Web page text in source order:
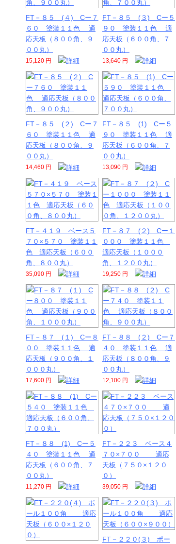
FT－８５ (４) Cー７
６０ 塗装１１色 適
応天板（８００角、９
００丸）
15,120 円
FT－８５ (３) Cー５
９０ 塗装１１色 適
応天板（６００角、７
００丸）
13,640 円
FT－８５ (２) Cー７
６０ 塗装１１色 適
応天板（８００角、９
００丸）
14,460 円
FT－８５ (1) Cー５
９０ 塗装１１色 適
応天板（６００角、７
００丸）
13,090 円
FT－４１９ ベース５
７０×５７０ 塗装１１
色 適応天板（６００
角、８００丸）
35,090 円
FT－８７ (２) Cー１
０００ 塗装１１色
適応天板（１０００
角、１２００丸）
19,250 円
FT－８７ (１) Cー８
００ 塗装１１色 適
応天板（９００角、１
０００丸）
17,600 円
FT－８８ (２) Cー７
４０ 塗装１１色 適
応天板（８００角、９
００丸）
12,100 円
FT－８８ (1) Cー５
４０ 塗装１１色 適
応天板（６００角、７
００丸）
11,270 円
FT－２２３ ベース４
７０×７００ 適応
天板（７５０×１２０
０）
39,050 円
FT－２２０(３) ポー